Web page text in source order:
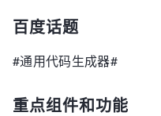
百度话题
#通用代码生成器#
重点组件和功能